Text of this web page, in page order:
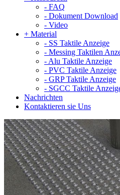
- FAQ
- Dokument Download
- Video
+ Material
- SS Taktile Anzeige
- Messing Taktilen
- Alu Taktile Anzeige
- PVC Taktile Anzeige
- GRP Taktile Anzeige
- SGCC Taktile
Nachrichten
Kontaktieren sie Uns